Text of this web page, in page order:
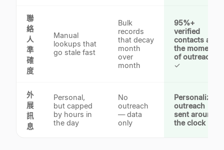
聯
絡
人
準
確
度
Manual
lookups that
go stale fast
Bulk
records
that decay
month
over
month
95%+
verified
contacts at
the moment
of outreach
✓
外
展
訊
息
Personal,
but capped
by hours in
the day
No
outreach
— data
only
Personalized
outreach
sent around
the clock✓